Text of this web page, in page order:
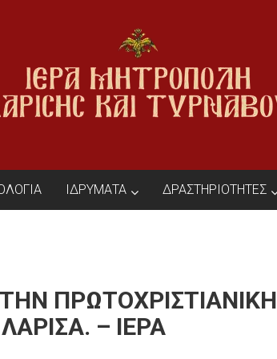
ΙΔΡΥΜΑΤΑ ΔΡΑΣΤΗΡΙΟΤΗΤΕΣ
ΠΡΩΤΟΧΡΙΣΤΙΑΝΙΚΗ
– ΙΕΡΑ